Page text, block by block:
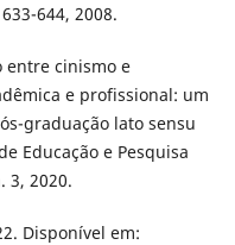
644, 2008.
entre cinismo e
e profissional: um
graduação lato sensu
Educação e Pesquisa
3, 2020.
Disponível em: